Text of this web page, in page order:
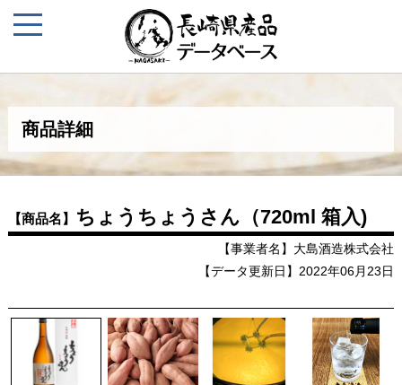
商品詳細
【商品名】 ちょうちょうさん（720ml 箱入)
【事業者名】大島酒造株式会社
【データ更新日】2022年06月23日